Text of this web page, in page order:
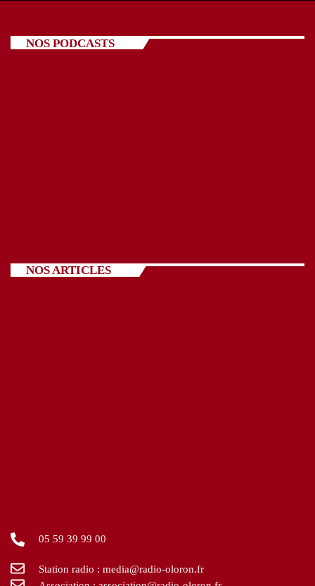
NOS PODCASTS
NOS ARTICLES
05 59 39 99 00
Station radio : media@radio-oloron.fr